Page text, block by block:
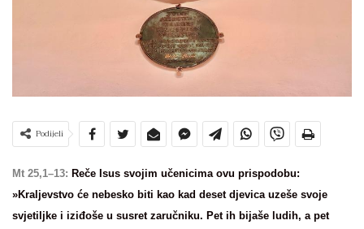
Podijeli
Mt 25,1–13: Reče Isus svojim učenicima ovu prispodobu:
»Kraljevstvo će nebesko biti kao kad deset djevica uzeše svoje
svjetiljke i iziđoše u susret zaručniku. Pet ih bijaše ludih, a pet